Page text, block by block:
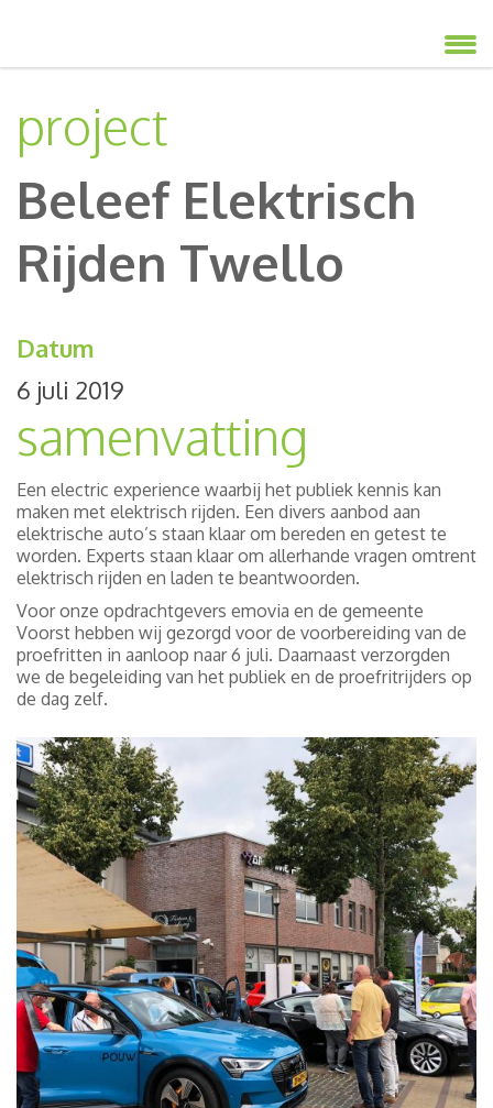
project
Beleef Elektrisch
Rijden Twello
Datum
6 juli 2019
samenvatting
Een electric experience waarbij het publiek kennis kan
maken met elektrisch rijden. Een divers aanbod aan
elektrische auto’s staan klaar om bereden en getest te
worden. Experts staan klaar om allerhande vragen omtrent
elektrisch rijden en laden te beantwoorden.
Voor onze opdrachtgevers emovia en de gemeente
Voorst hebben wij gezorgd voor de voorbereiding van de
proefritten in aanloop naar 6 juli. Daarnaast verzorgden
we de begeleiding van het publiek en de proefritrijders op
de dag zelf.